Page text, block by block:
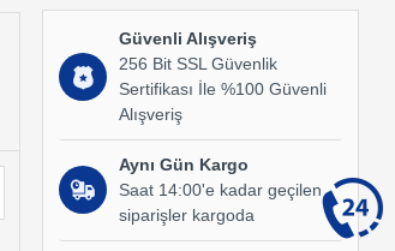
Güvenli Alışveriş
256 Bit SSL Güvenlik
Sertifikası İle %100 Güvenli
Alışveriş
Aynı Gün Kargo
Saat 14:00'e kadar geçilen
siparişler kargoda